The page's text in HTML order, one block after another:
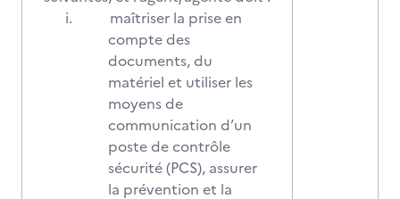
i.
maîtriser la prise en
compte des
documents, du
matériel et utiliser les
moyens de
communication d’un
poste de contrôle
sécurité (PCS), assurer
la prévention et la